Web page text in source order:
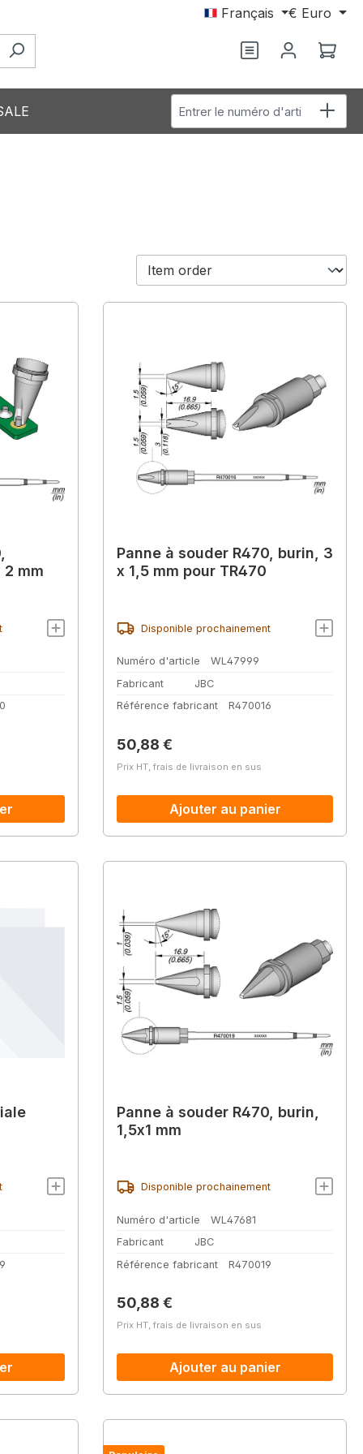
Français € Euro
Vous avez 0Le
Entrer le numéro d'article
mm
Panne à souder R470, burin, 3
x 1,5 mm pour TR470
Disponible prochainement
Numéro d'article
WL47999
Fabricant
JBC
Référence fabricant
R470016
Prix régulier :
50,88 €
Prix HT, frais de livraison en sus
Ajouter au panier
Panne à souder R470, burin,
1,5x1 mm
Disponible prochainement
Numéro d'article
WL47681
Fabricant
JBC
Référence fabricant
R470019
Prix régulier :
50,88 €
Prix HT, frais de livraison en sus
Ajouter au panier